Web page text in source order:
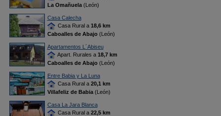
La Omañuela(León)
Casa Calecha
Casa Rural a 18,6 km
Caboalles de Abajo(León)
Apartamentos L´Abiseu
Apart. Rurales a 18,7 km
Caboalles de Abajo(León)
Entre Babia y La Luna
Casa Rural a 20,1 km
Villafeliz de Babia(León)
Casa La Jara Blanca
Casa Rural a 22,5 km